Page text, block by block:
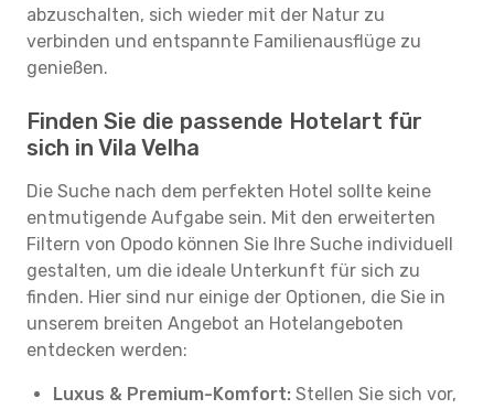
abzuschalten, sich wieder mit der Natur zu
verbinden und entspannte Familienausflüge zu
genießen.
Finden Sie die passende Hotelart für
sich in Vila Velha
Die Suche nach dem perfekten Hotel sollte keine
entmutigende Aufgabe sein. Mit den erweiterten
Filtern von Opodo können Sie Ihre Suche individuell
gestalten, um die ideale Unterkunft für sich zu
finden. Hier sind nur einige der Optionen, die Sie in
unserem breiten Angebot an Hotelangeboten
entdecken werden:
Luxus & Premium-Komfort: Stellen Sie sich vor,